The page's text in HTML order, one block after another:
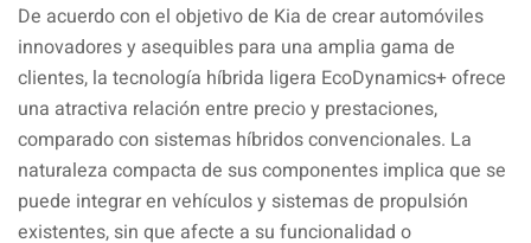
De acuerdo con el objetivo de Kia de crear automóviles
innovadores y asequibles para una amplia gama de
clientes, la tecnología híbrida ligera EcoDynamics+ ofrece
una atractiva relación entre precio y prestaciones,
comparado con sistemas híbridos convencionales. La
naturaleza compacta de sus componentes implica que se
puede integrar en vehículos y sistemas de propulsión
existentes, sin que afecte a su funcionalidad o